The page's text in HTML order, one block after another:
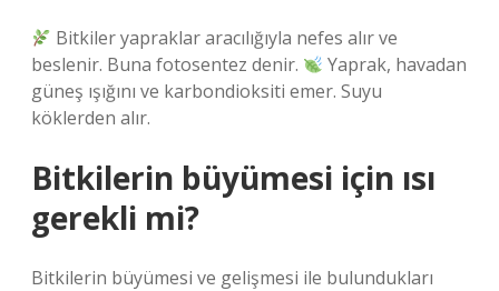
Bitkiler yapraklar aracılığıyla nefes alır ve
beslenir. Buna fotosentez denir.
Yaprak, havadan
güneş ışığını ve karbondioksiti emer. Suyu
köklerden alır.
Bitkilerin büyümesi için ısı
gerekli mi?
Bitkilerin büyümesi ve gelişmesi ile bulundukları